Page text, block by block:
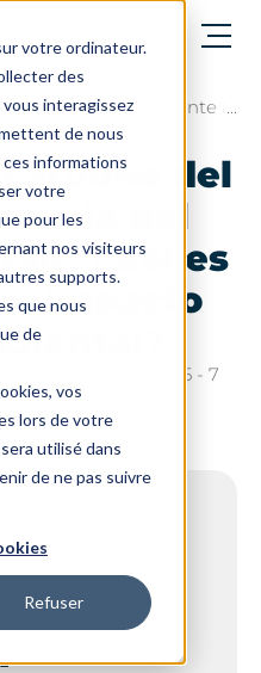
votre ordinateur.
des
interagissez
de nous
informations
votre
pour les
nos visiteurs
supports.
que nous
de
vos
lors de votre
utilisé dans
de ne pas suivre
Refuser
abrir el menú
del papel frente a
del
a la del
¿cuál es
impacto
noviembre de 2025 - 7
del
para limitar la